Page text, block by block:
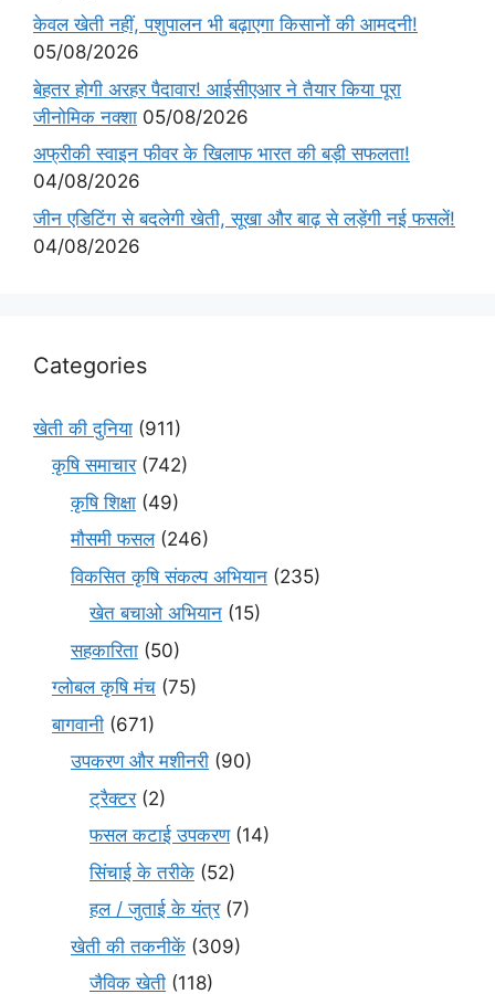
केवल खेती नहीं, पशुपालन भी बढ़ाएगा किसानों की आमदनी!
05/08/2026
बेहतर होगी अरहर पैदावार! आईसीएआर ने तैयार किया पूरा
जीनोमिक नक्शा 05/08/2026
अफ्रीकी स्वाइन फीवर के खिलाफ भारत की बड़ी सफलता!
04/08/2026
जीन एडिटिंग से बदलेगी खेती, सूखा और बाढ़ से लड़ेंगी नई फसलें!
04/08/2026
Categories
खेती की दुनिया (911)
कृषि समाचार(742)
कृषि शिक्षा (49)
मौसमी फसल(246)
विकसित कृषि संकल्प अभियान (235)
खेत बचाओ अभियान (15)
सहकारिता (50)
ग्लोबल कृषि मंच (75)
बागवानी (671)
उपकरण और मशीनरी (90)
ट्रैक्टर(2)
फसल कटाई उपकरण(14)
सिंचाई के तरीके (52)
हल / जुताई के यंत्र(7)
खेती की तकनीकें (309)
जैविक खेती (118)